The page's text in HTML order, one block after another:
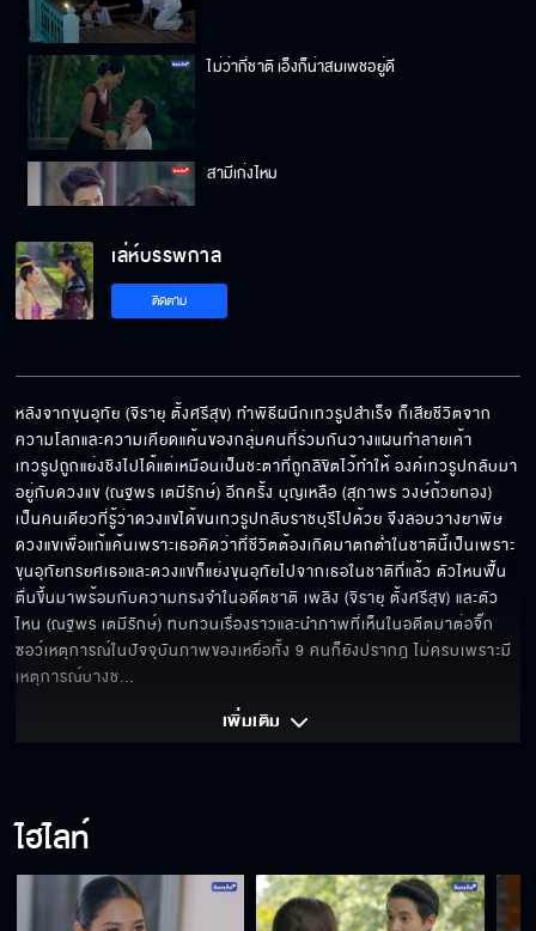
ไม่ว่ากี่ชาติ เอ็งก็น่าสมเพชอยู่ดี
สามีเก่งไหม
กูเลี้ยงมึงลำบากมากนักหรือ
เอามาให้ลองชิมเล่นตรงหน้า...ท่านขุนยังไม่สนใจ
เอ็งจะแก้คุณไสยที่เกิดจากสัตว์พิษได้ก็ให้มันรู้ไป
ถ้าอุ้มถึงเตียงแล้ว...ธรรมเนียมใดก็ไม่ต่างกันดอก
วิชาของมึงร้ายกาจ...แต่สู้วิชาเมื่อพันปีของกูไม่ได้
เล่ห์บรรพกาล
ติดตาม
หลังจากขุนอุทัย (จิรายุ ตั้งศรีสุข) ทำพิธีผนึกเทวรูปสำเร็จ ก็เสียชีวิตจาก
ความโลภและความเคียดแค้นของกลุ่มคนที่ร่วมกันวางแผนทำลายเค้า
เทวรูปถูกแย่งชิงไปได้แต่เหมือนเป็นชะตาที่ถูกลิขิตไว้ทำให้ องค์เทวรูปกลับมา
อยู่กับดวงแข (ณฐพร เตมีรักษ์) อีกครั้ง บุญเหลือ (สุภาพร วงษ์ถ้วยทอง)
เป็นคนเดียวที่รู้ว่าดวงแขได้ขนเทวรูปกลับราชบุรีไปด้วย จึงลอบวางยาพิษ
ดวงแขเพื่อแก้แค้นเพราะเธอคิดว่าที่ชีวิตต้องเกิดมาตกต่ำในชาตินี้เป็นเพราะ
ขุนอุทัยทรยศเธอและดวงแขก็แย่งขุนอุทัยไปจากเธอในชาติที่แล้ว ตัวไหนฟื้น
ตื่นขึ้นมาพร้อมกับความทรงจำในอดีตชาติ เพลิง (จิรายุ ตั้งศรีสุข) และตัว
ไหน (ณฐพร เตมีรักษ์) ทบทวนเรื่องราวและนำภาพที่เห็นในอดีตมาต่อจิ๊ก
ซอว์เหตุการณ์ในปัจจุบันภาพของเหยื่อทั้ง 9 คนก็ยังปรากฎ ไม่ครบเพราะมี
เหตุการณ์บางช...
เพิ่มเติม
ไฮไลท์